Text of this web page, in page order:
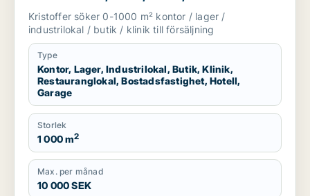
restauranglokal, bostadsfastighet, hotell
eller garage till salu i Sotenäs, Vårgårda
eller Grästorp m.fl.
Kristoffer söker 0-1000 m² kontor / lager /
industrilokal / butik / klinik till försäljning
Type
Kontor, Lager, Industrilokal, Butik, Klinik,
Restauranglokal, Bostadsfastighet, Hotell,
Garage
Storlek
1 000 m2
Max. per månad
10 000 SEK